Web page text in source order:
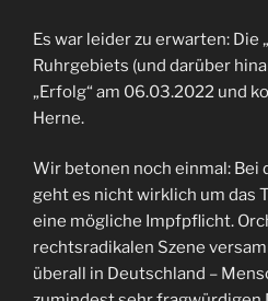
Es war leider zu erwarten: Die
Ruhrgebiets (und darüber
„Erfolg“ am 06.03.2022 und
Herne.
Wir betonen noch einmal: Bei
geht es nicht wirklich um das
eine mögliche Impfpflicht.
rechtsradikalen Szene
überall in Deutschland –